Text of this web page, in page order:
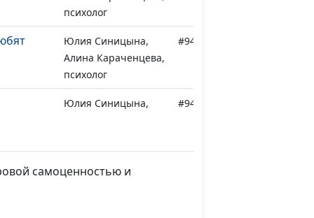
психолог
Юлия Синицына,
Алина Караченцева,
психолог
#941
Юлия Синицына,
#940
Алина Караченцева,
самоценностью и